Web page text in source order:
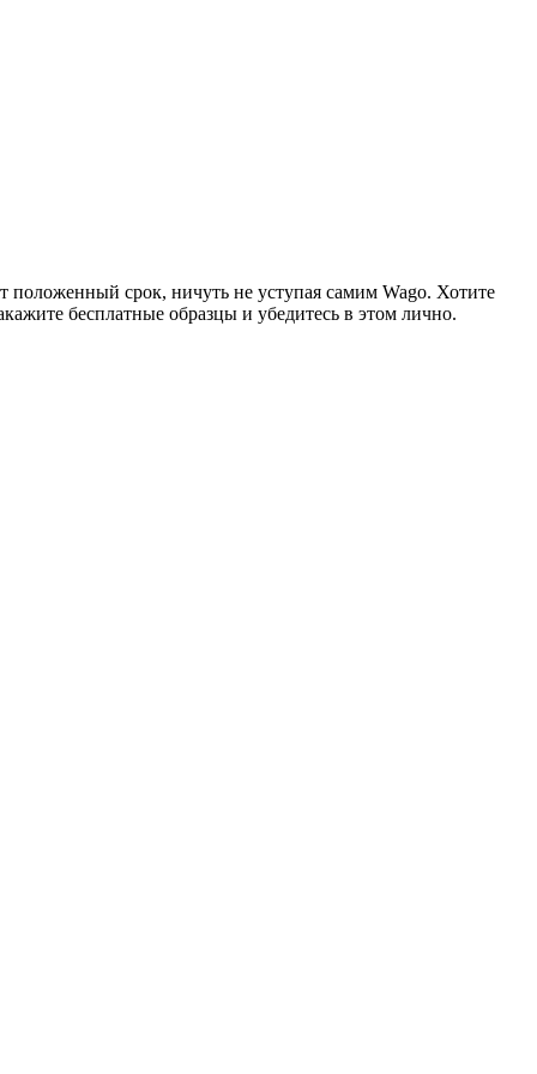
положенный срок, ничуть не уступая самим Wago. Хотите
бесплатные образцы и убедитесь в этом лично.